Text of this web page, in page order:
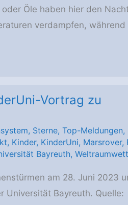
Öle haben hier den
verdampfen, während
Vortrag zu
, Sterne, Top-Meldungen,
, Kinder, KinderUni, Marsrover,
Bayreuth,
am 28. Juni 2023
Universität Bayreuth. Quelle: